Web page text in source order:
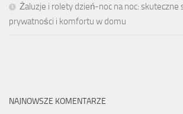
Żaluzje i rolety dzień-noc na noc: skuteczne
prywatności i komfortu w domu
NAJNOWSZE KOMENTARZE